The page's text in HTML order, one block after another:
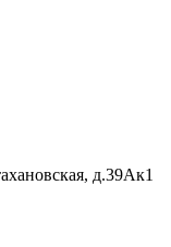
д.39Ак1